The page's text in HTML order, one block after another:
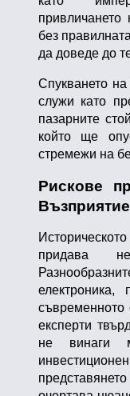
без
да доведе до
Спукването
служи като
пазарните
който ще
стремежи на
Рискове
придава
електроника,
съвременното
експерти
не винаги